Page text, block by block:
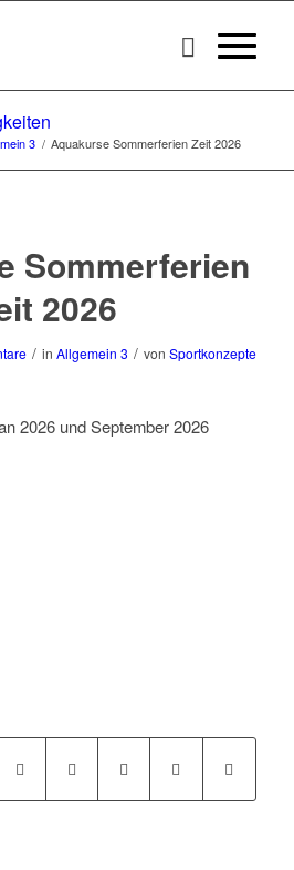
3 / Aquakurse Sommerferien Zeit 2026
Sommerferien
2026
/ in Allgemein 3 / von Sportkonzepte
2026 und September 2026